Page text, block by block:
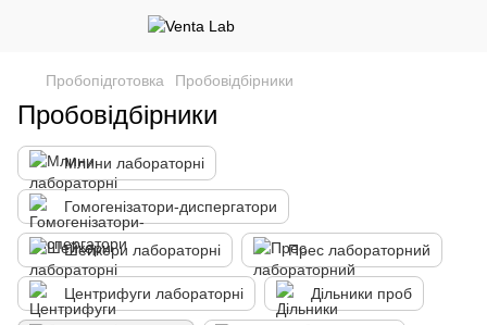
Пробопідготовка Пробовідбірники
Пробовідбірники
Млини лабораторні
Гомогенізатори-диспергатори
Шейкери лабораторні Прес лабораторний
Центрифуги лабораторні Дільники проб